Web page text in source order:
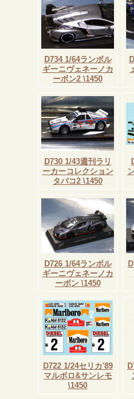
D734 1/64ランボル
ギーニヴェネーノカ
ーボン2 \1450
D730 1/43週刊ラリ
ーカーコレクション
タバコ2 \1450
D726 1/64ランボル
ギーニヴェネーノカ
ーボン \1450
D722 1/24セリカ'89
マルボロ&サンレモ
\1450